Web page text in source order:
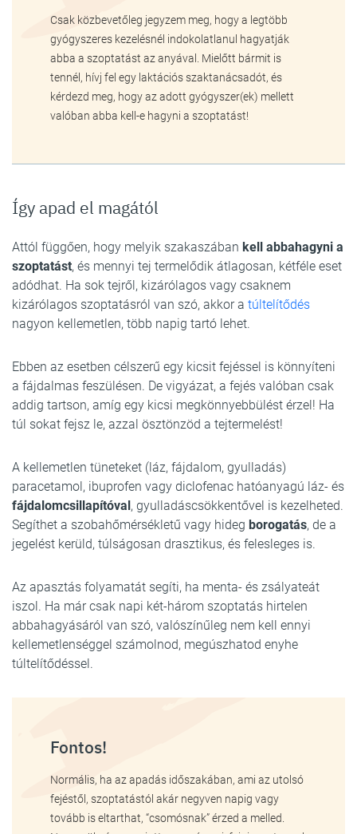
Csak közbevetőleg jegyzem meg, hogy a legtöbb
gyógyszeres kezelésnél indokolatlanul hagyatják
abba a szoptatást az anyával. Mielőtt bármit is
tennél, hívj fel egy laktációs szaktanácsadót, és
kérdezd meg, hogy az adott gyógyszer(ek) mellett
valóban abba kell-e hagyni a szoptatást!
Így apad el magától
Attól függően, hogy melyik szakaszában kell abbahagyni a
szoptatást, és mennyi tej termelődik átlagosan, kétféle eset
adódhat. Ha sok tejről, kizárólagos vagy csaknem
kizárólagos szoptatásról van szó, akkor a túltelítődés
nagyon kellemetlen, több napig tartó lehet.
Ebben az esetben célszerű egy kicsit fejéssel is könnyíteni
a fájdalmas feszülésen. De vigyázat, a fejés valóban csak
addig tartson, amíg egy kicsi megkönnyebbülést érzel! Ha
túl sokat fejsz le, azzal ösztönzöd a tejtermelést!
A kellemetlen tüneteket (láz, fájdalom, gyulladás)
paracetamol, ibuprofen vagy diclofenac hatóanyagú láz- és
fájdalomcsillapítóval , gyulladáscsökkentővel is kezelheted.
Segíthet a szobahőmérsékletű vagy hideg borogatás, de a
jegelést kerüld, túlságosan drasztikus, és felesleges is.
Az apasztás folyamatát segíti, ha menta- és zsályateát
iszol. Ha már csak napi két-három szoptatás hirtelen
abbahagyásáról van szó, valószínűleg nem kell ennyi
kellemetlenséggel számolnod, megúszhatod enyhe
túltelítődéssel.
Fontos!
Normális, ha az apadás időszakában, ami az utolsó
fejéstől, szoptatástól akár negyven napig vagy
tovább is eltarthat, “csomósnak” érzed a melled.